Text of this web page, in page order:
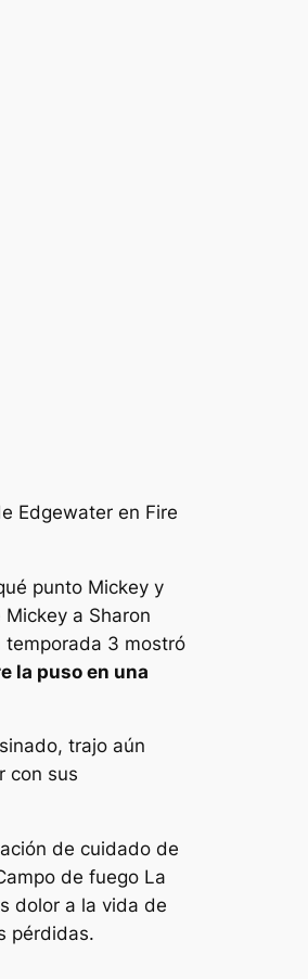
Edgewater en Fire
punto Mickey y
a Sharon
temporada 3 mostró
la puso en una
trajo aún
con sus
de cuidado de
de fuego La
dolor a la vida de
pérdidas.